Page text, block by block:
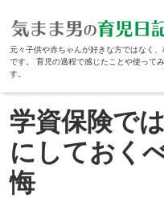
元々子供や赤ちゃんが好きな方ではなく
です。 育児の過程で感じたことや使って
す。
学資保険で
にしておく
悔